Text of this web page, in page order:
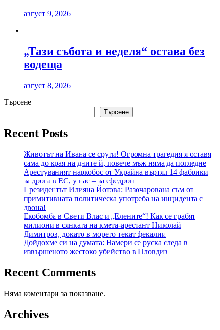
август 9, 2026
„Тази събота и неделя“ остава без
водеща
август 8, 2026
Търсене
Търсене
Recent Posts
Животът на Ивана се срути! Огромна трагедия я оставя
сама до края на дните й, повече мъж няма да погледне
Арестуваният наркобос от Украйна въртял 14 фабрики
за дрога в ЕС, у нас – за ефедрон
Президентът Илияна Йотова: Разочарована съм от
примитивната политическа употреба на инцидента с
дрона!
Екобомба в Свети Влас и „Елените“! Как се грабят
милиони в сянката на кмета-арестант Николай
Димитров, докато в морето текат фекалии
Дойдохме си на думата: Намери се руска следа в
извършеното жестоко убийство в Пловдив
Recent Comments
Няма коментари за показване.
Archives